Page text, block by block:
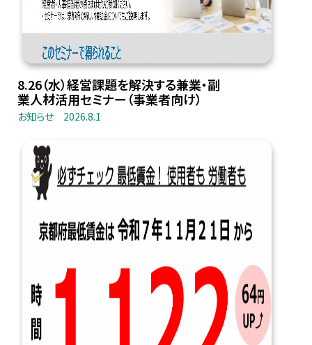
8.26（水）経営課題を解決する兼業・副
業人材活用セミナー（事業者向け）
お知らせ 2026.8.1